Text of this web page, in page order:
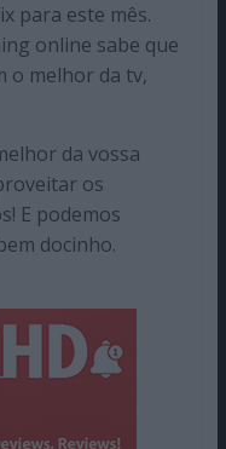
para este mês.
online sabe que
o melhor da tv,
da vossa
os
E podemos
docinho.